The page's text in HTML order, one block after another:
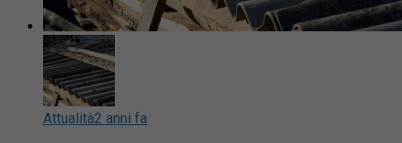
Attualità2 anni fa